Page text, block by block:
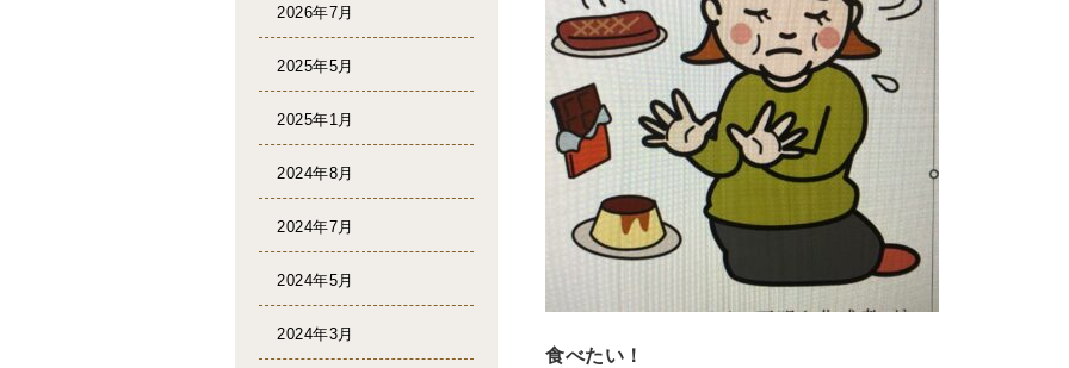
食べたい！
2026年7月
2025年5月
2025年1月
2024年8月
2024年7月
2024年5月
2024年3月